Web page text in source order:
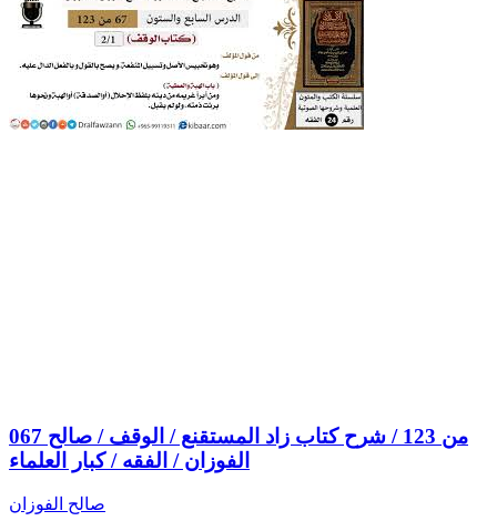
067 من 123 / شرح كتاب زاد المستقنع / الوقف / صالح
الفوزان / الفقه / كبار العلماء
صالح الفوزان